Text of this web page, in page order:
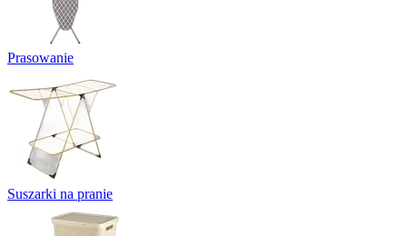
Prasowanie
Suszarki na pranie